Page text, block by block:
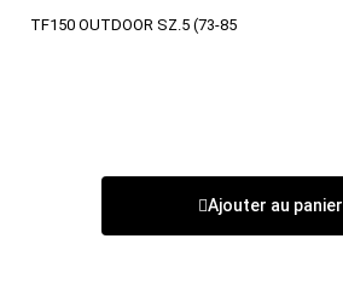
TF150 OUTDOOR SZ.5 (73-85
Ajouter au panier